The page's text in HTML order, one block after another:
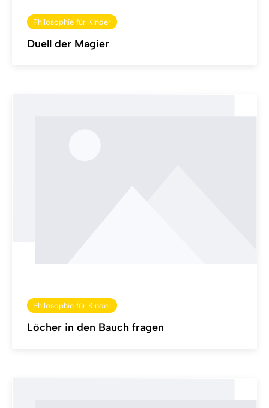
Philosophie für Kinder
Duell der Magier
Philosophie für Kinder
Löcher in den Bauch fragen